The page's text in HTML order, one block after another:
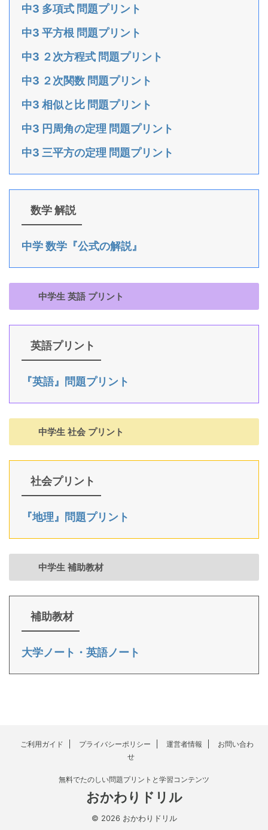
中3 多項式 問題プリント
中3 平方根 問題プリント
中3 ２次方程式 問題プリント
中3 ２次関数 問題プリント
中3 相似と比 問題プリント
中3 円周角の定理 問題プリント
中3 三平方の定理 問題プリント
数学 解説
中学 数学『公式の解説』
中学生 英語 プリント
英語プリント
『英語』問題プリント
中学生 社会 プリント
社会プリント
『地理』問題プリント
中学生 補助教材
補助教材
大学ノート・英語ノート
ご利用ガイド プライバシーポリシー 運営者情報
お問い合わ
せ
無料でたのしい問題プリントと学習コンテンツ
おかわりドリル
© 2026 おかわりドリル